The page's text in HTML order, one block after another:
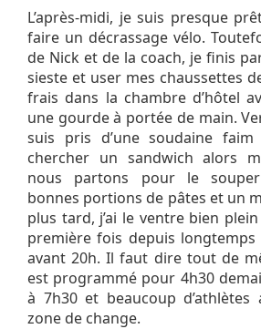
L’après-midi, je suis presque
faire un décrassage vélo.
de Nick et de la coach, je finis
sieste et user mes chaussettes
frais dans la chambre d’hôtel
une gourde à portée de main.
suis pris d’une soudaine
chercher un sandwich alors
nous partons pour le
bonnes portions de pâtes et un
plus tard, j’ai le ventre bien
première fois depuis
avant 20h. Il faut dire tout de
est programmé pour 4h30
à 7h30 et beaucoup d’athlètes
zone de change.